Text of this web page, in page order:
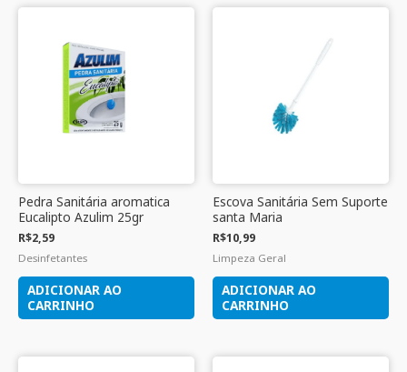
Pedra Sanitária aromatica
Eucalipto Azulim 25gr
R$2,59
Desinfetantes
ADICIONAR AO
CARRINHO
Escova Sanitária Sem Suporte
santa Maria
R$10,99
Limpeza Geral
ADICIONAR AO
CARRINHO